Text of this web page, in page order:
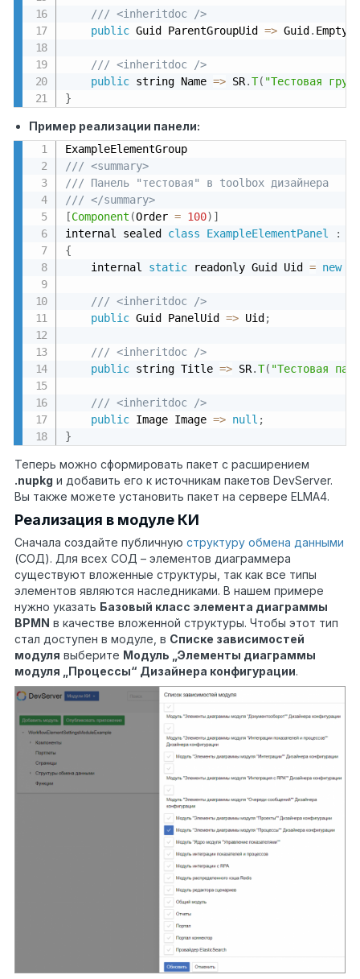
/// <inheritdoc />
public Guid ParentGroupUid => Guid . Empty
/// <inheritdoc />
public string Name => SR.T( "Тестовая
}
Пример реализации панели:
/// <summary>
/// Панель "тестовая" в toolbox дизайнера
/// </summary>
[Component (Order = 100) ]
internal sealed class ExampleElementPanel
:
{
    internal
static readonly Guid Uid = new
/// <inheritdoc />
public Guid PanelUid => Uid ;
/// <inheritdoc />
public string Title => SR.T( "Тестовая
/// <inheritdoc />
public Image Image => null ;
}
Теперь можно сформировать пакет с расширением
.nupkg и добавить его к источникам пакетов DevServer.
Вы также можете установить пакет на сервере ELMA4.
Реализация в модуле КИ
Сначала создайте публичную структуру обмена данными
(СОД). Для всех СОД – элементов диаграммера
существуют вложенные структуры, так как все типы
элементов являются наследниками. В нашем примере
нужно указать Базовый класс элемента диаграммы
BPMN в качестве вложенной структуры. Чтобы этот тип
стал доступен в модуле, в Списке зависимостей
модуля выберите Модуль „Элементы диаграммы
модуля „Процессы“ Дизайнера конфигурации.